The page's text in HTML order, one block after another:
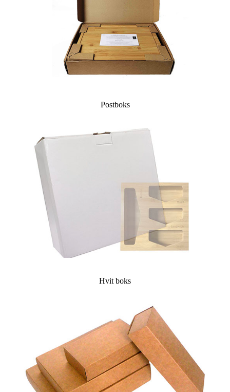
Postboks
Hvit boks